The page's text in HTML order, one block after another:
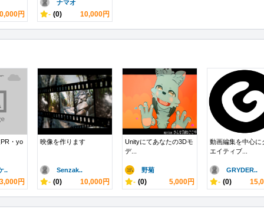
円
ナマオ
- (0) 10,000円
・yo
..
3,000円
映像を作ります
Senzak..
- (0) 10,000円
Unityにてあなたの3Dモ
デ...
野菊
- (0) 5,000円
動画編集を中心に
エイティブ...
GRYDER..
- (0)